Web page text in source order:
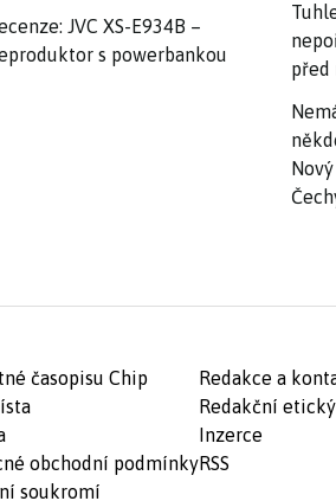
JVC XS-E934B –
s powerbankou
před
časopisu Chip
obchodní podmínky
soukromí
Redakce a
Redakční
Inzerce
RSS